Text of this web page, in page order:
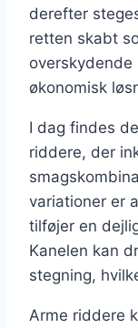
derefter
retten skabt
økonomisk
I dag findes
riddere, der
variationer er
tilføjer en
Kanelen kan
stegning,
Arme riddere